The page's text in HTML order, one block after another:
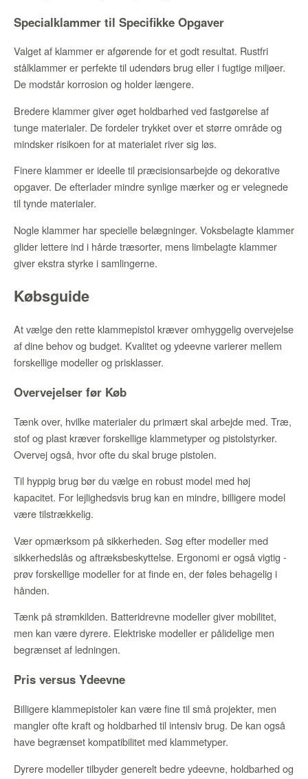
Specialklammer til Specifikke Opgaver
Valget af klammer er afgørende for et godt resultat. Rustfri
stålklammer er perfekte til udendørs brug eller i fugtige miljøer.
De modstår korrosion og holder længere.
Bredere klammer giver øget holdbarhed ved fastgørelse af
tunge materialer. De fordeler trykket over et større område og
mindsker risikoen for at materialet river sig løs.
Finere klammer er ideelle til præcisionsarbejde og dekorative
opgaver. De efterlader mindre synlige mærker og er velegnede
til tynde materialer.
Nogle klammer har specielle belægninger. Voksbelagte klammer
glider lettere ind i hårde træsorter, mens limbelagte klammer
giver ekstra styrke i samlingerne.
Købsguide
At vælge den rette klammepistol kræver omhyggelig overvejelse
af dine behov og budget. Kvalitet og ydeevne varierer mellem
forskellige modeller og prisklasser.
Overvejelser før Køb
Tænk over, hvilke materialer du primært skal arbejde med. Træ,
stof og plast kræver forskellige klammetyper og pistolstyrker.
Overvej også, hvor ofte du skal bruge pistolen.
Til hyppig brug bør du vælge en robust model med høj
kapacitet. For lejlighedsvis brug kan en mindre, billigere model
være tilstrækkelig.
Vær opmærksom på sikkerheden. Søg efter modeller med
sikkerhedslås og aftræksbeskyttelse. Ergonomi er også vigtig -
prøv forskellige modeller for at finde en, der føles behagelig i
hånden.
Tænk på strømkilden. Batteridrevne modeller giver mobilitet,
men kan være dyrere. Elektriske modeller er pålidelige men
begrænset af ledningen.
Pris versus Ydeevne
Billigere klammepistoler kan være fine til små projekter, men
mangler ofte kraft og holdbarhed til intensiv brug. De kan også
have begrænset kompatibilitet med klammetyper.
Dyrere modeller tilbyder generelt bedre ydeevne, holdbarhed og